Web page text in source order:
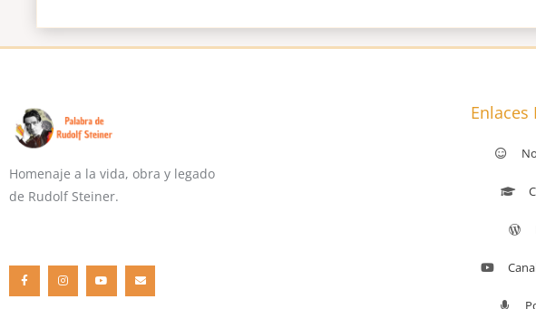
Homenaje a la vida, obra y legado
de Rudolf Steiner.
c
e
b
o
s
t
a
g
u
t
u
b
v
e
l
o
Enlaces